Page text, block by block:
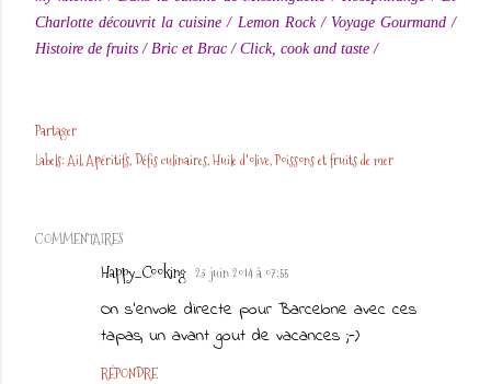
Charlotte découvrit la cuisine / Lemon Rock/ Voyage Gourmand/
Histoire de fruits/ Bric et Brac/ Click, cook and taste /
Partager
Labels: Ail Apéritifs Défis culinaires Huile d'olive Poissons et fruits de mer
COMMENTAIRES
Happy_Cooking 23 juin 2014 à 07:55
On s'envole directe pour Barcelone avec ces
tapas, un avant gout de vacances ;-)
RÉPONDRE